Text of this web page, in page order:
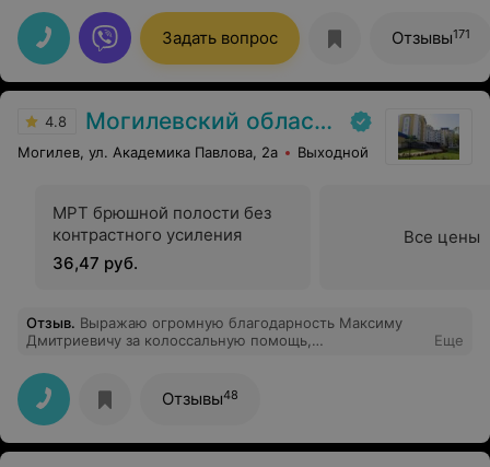
внимательные. Раньше для прохождения МРТ
исследования приходилось долго ждать или ехать в
Минск, что очень неудобно. Поэтому я рада, что в
Могилеве есть такой медцентр где можно быстро и
качественно пройти любое обследование на
консультацию врача.
Задать вопрос Отзывы171
4.8 Могилевский областной онкологический диспансер
Могилев, ул. Академика Павлова, 2а Выходной
МРТ брюшной полости без
контрастного усиления
36,47 руб.
Все цены
Отзыв. Выражаю огромную благодарность Максиму
Дмитриевичу за колоссальную помощь,
за врачебную этику и за профессионализм в своем
деле. Спасибо Вам за Вашу бесконечную доброту
и теплое отношение. Желаю Вам всего самого
наилучшего и только благодарных пациентов.
Еще
Отзывы48